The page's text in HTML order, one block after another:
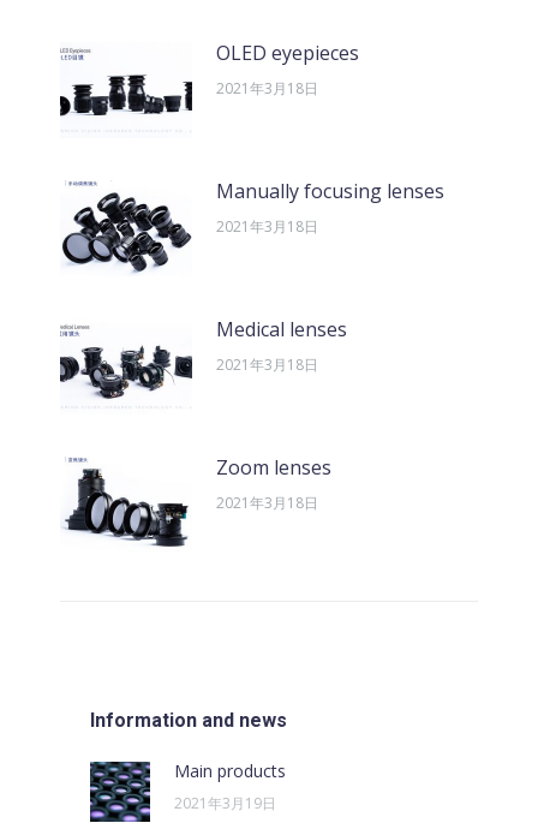
OLED eyepieces
2021年3月18日
Manually focusing lenses
2021年3月18日
Medical lenses
2021年3月18日
Zoom lenses
2021年3月18日
Information and news
Main products
2021年3月19日